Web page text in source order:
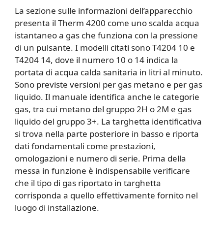
La sezione sulle informazioni dell’apparecchio
presenta il Therm 4200 come uno scalda acqua
istantaneo a gas che funziona con la pressione
di un pulsante. I modelli citati sono T4204 10 e
T4204 14, dove il numero 10 o 14 indica la
portata di acqua calda sanitaria in litri al minuto.
Sono previste versioni per gas metano e per gas
liquido. Il manuale identifica anche le categorie
gas, tra cui metano del gruppo 2H o 2M e gas
liquido del gruppo 3+. La targhetta identificativa
si trova nella parte posteriore in basso e riporta
dati fondamentali come prestazioni,
omologazioni e numero di serie. Prima della
messa in funzione è indispensabile verificare
che il tipo di gas riportato in targhetta
corrisponda a quello effettivamente fornito nel
luogo di installazione.